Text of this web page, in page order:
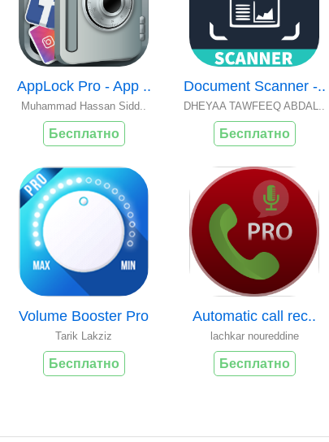
AppLock Pro - App ..
Muhammad Hassan Sidd..
Бесплатно
Document Scanner -..
DHEYAA TAWFEEQ ABDAL..
Бесплатно
Volume Booster Pro
Tarik Lakziz
Бесплатно
Automatic call rec..
lachkar noureddine
Бесплатно